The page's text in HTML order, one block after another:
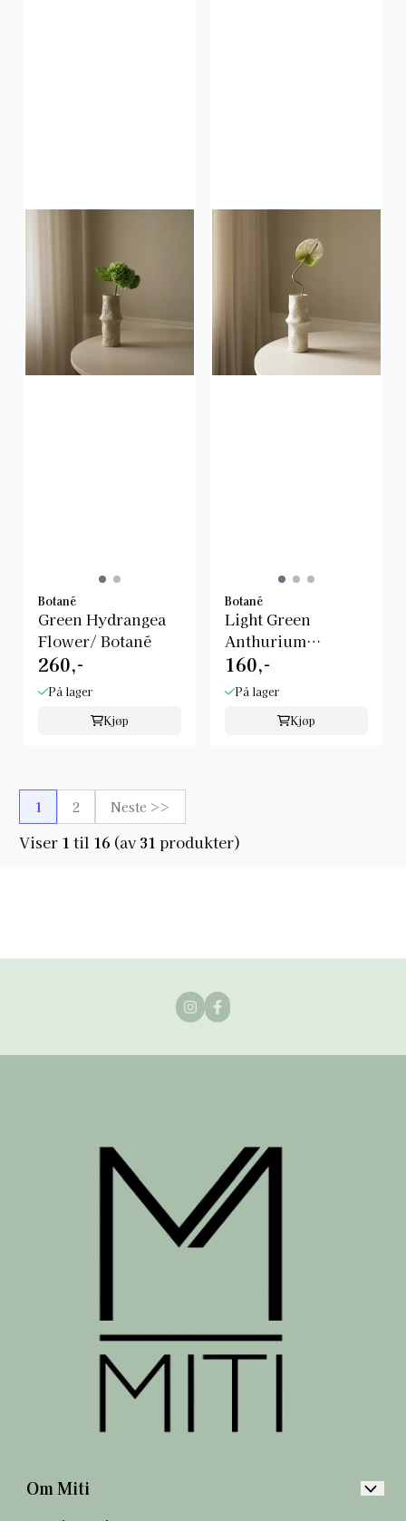
Botané
Green Hydrangea
Flower/ Botané
260,-
På lager
Kjøp
Botané
Light Green
Anthurium
Flower/ Botané
160,-
På lager
Kjøp
1 2 Neste >>
Viser 1 til 16 (av 31 produkter)
Om Miti
Åpningstider